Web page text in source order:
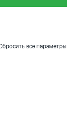
все параметры